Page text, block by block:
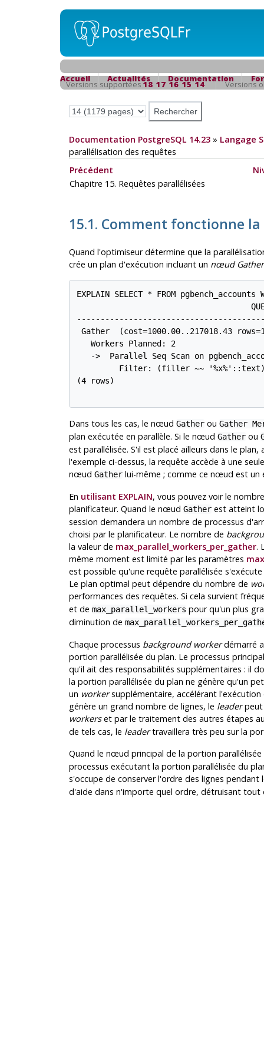
Accueil Actualités Documentation
Versions supportées18 17 16 15 14 Versions
Documentation PostgreSQL 14.23» Langage
parallélisation des requêtes
Précédent
Chapitre 15. Requêtes parallélisées
15.1. Comment fonctionne
Quand l'optimiseur détermine que la
crée un plan d'exécution incluant un nœud Gather
EXPLAIN SELECT * FROM
Gather  (cost=1000.00..217018.43
   Workers Planned: 2
->  Parallel Seq Scan on
Filter: (filler ~~
(4 rows)
Dans tous les cas, le nœud Gatherou Gather
plan exécutée en parallèle. Si le nœud Gatherou
est parallélisée. S'il est placé ailleurs dans le
l'exemple ci-dessus, la requête accède à une
nœud Gatherlui-même ; comme ce nœud est
En utilisant EXPLAIN, vous pouvez voir le
planificateur. Quand le nœud Gatherest atteint
session demandera un nombre de processus
choisi par le planificateur. Le nombre de
la valeur de max_parallel_workers_per_gather.
même moment est limité par les paramètres
est possible qu'une requête parallélisée
Le plan optimal peut dépendre du nombre de
performances des requêtes. Si cela survient
et de max_parallel_workers pour qu'un plus
diminution de
Chaque processus background workerdémarré
portion parallélisée du plan. Le processus
qu'il ait des responsabilités supplémentaires : il
la portion parallélisée du plan ne génère qu'un
un workersupplémentaire, accélérant
génère un grand nombre de lignes, le leaderpeut
workerset par le traitement des autres étapes
de tels cas, le leadertravaillera très peu sur la
Quand le nœud principal de la portion
processus exécutant la portion parallélisée du
s'occupe de conserver l'ordre des lignes
d'aide dans n'importe quel ordre, détruisant tout